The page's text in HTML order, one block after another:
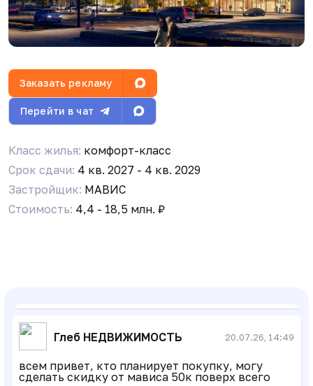
Заказать рекламу
Перейти в чат
Класс жилья: комфорт-класс
Срок сдачи: 4 кв. 2027 - 4 кв. 2029
Застройщик: МАВИС
Стоимость: 4,4 - 18,5 млн. ₽
Глеб НЕДВИЖИМОСТЬ 20.07.26, 14:49
всем привет, кто планирует покупку, могу
сделать скидку от мависа 50к поверх всего
Д Данил Албаев